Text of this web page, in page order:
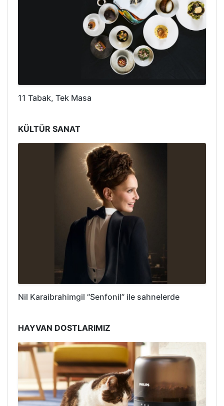
11 Tabak, Tek Masa
KÜLTÜR SANAT
Nil Karaibrahimgil “Senfonil” ile sahnelerde
HAYVAN DOSTLARIMIZ